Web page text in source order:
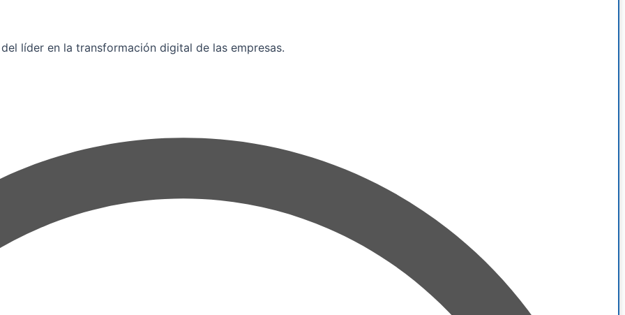
líder en la transformación digital de las empresas.